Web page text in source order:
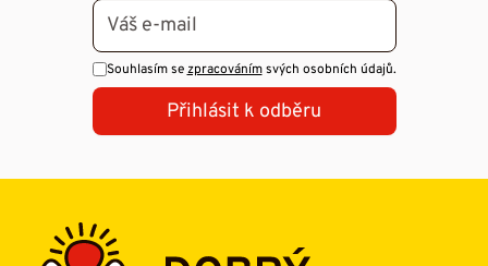
Souhlasím sezpracovánímsvých osobních údajů.
Přihlásit k odběru